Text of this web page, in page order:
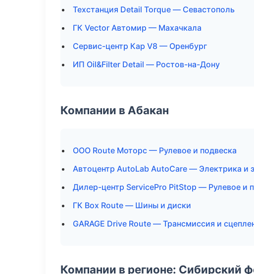
Техстанция Detail Torque — Севастополь
ГК Vector Автомир — Махачкала
Сервис-центр Кар V8 — Оренбург
ИП Oil&Filter Detail — Ростов-на-Дону
Компании в Абакан
ООО Route Моторс — Рулевое и подвеска
Автоцентр AutoLab AutoCare — Электрика и
Дилер-центр ServicePro PitStop — Рулевое и
ГК Box Route — Шины и диски
GARAGE Drive Route — Трансмиссия и
Компании в регионе: Сибирский